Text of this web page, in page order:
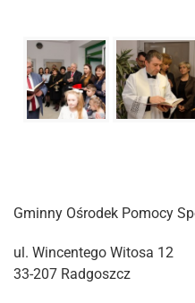
Gminny Ośrodek Pomocy
ul. Wincentego Witosa 12
33-207 Radgoszcz